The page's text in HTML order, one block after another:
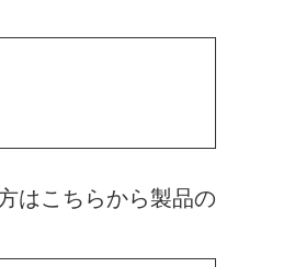
はこちらから製品の